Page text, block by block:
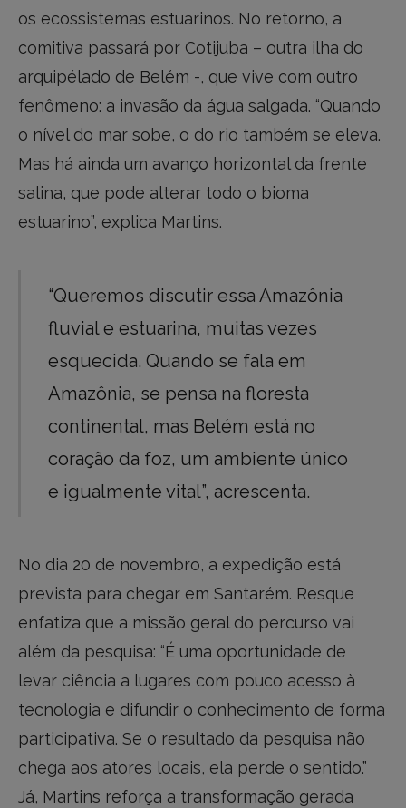
os ecossistemas estuarinos. No retorno, a
comitiva passará por Cotijuba – outra ilha do
arquipélado de Belém -, que vive com outro
fenômeno: a invasão da água salgada. “Quando
o nível do mar sobe, o do rio também se eleva.
Mas há ainda um avanço horizontal da frente
salina, que pode alterar todo o bioma
estuarino”, explica Martins.
“Queremos discutir essa Amazônia
fluvial e estuarina, muitas vezes
esquecida. Quando se fala em
Amazônia, se pensa na floresta
continental, mas Belém está no
coração da foz, um ambiente único
e igualmente vital”, acrescenta.
No dia 20 de novembro, a expedição está
prevista para chegar em Santarém. Resque
enfatiza que a missão geral do percurso vai
além da pesquisa: “É uma oportunidade de
levar ciência a lugares com pouco acesso à
tecnologia e difundir o conhecimento de forma
participativa. Se o resultado da pesquisa não
chega aos atores locais, ela perde o sentido.”
Já, Martins reforça a transformação gerada